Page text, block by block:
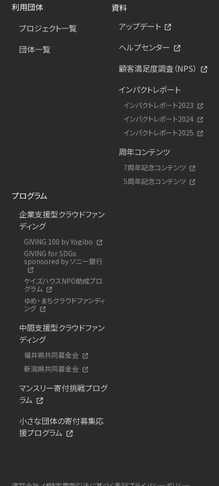
利用団体
プロジェクト一覧
団体一覧
資料
アップデート
ヘルプセンター
顧客満足度調査（NPS）
インパクトレポート
インパクトレポート2023
インパクトレポート2024
インパクトレポート2025
周年コンテンツ
7周年記念コンテンツ
5周年記念コンテンツ
プログラム
企業支援型クラウドファン
ディング
GIVING 100 by Yogibo
GIVING for SDGs
sponsored by ソニー銀行
ケイズハウスNPO助成プロ
グラム
ゆめ・まちクラウドファンディ
ング
中間支援型クラウドファン
ディング
福井県共同募金会
新潟県共同募金会
マンスリー寄付挑戦プログ
ラム
小さな団体の寄付募集応
援プログラム